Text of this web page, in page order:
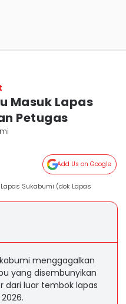
Masuk Lapas
Petugas
Add Us on Google
Sukabumi (dok Lapas
menggagalkan
yang disembunyikan
dari luar tembok lapas